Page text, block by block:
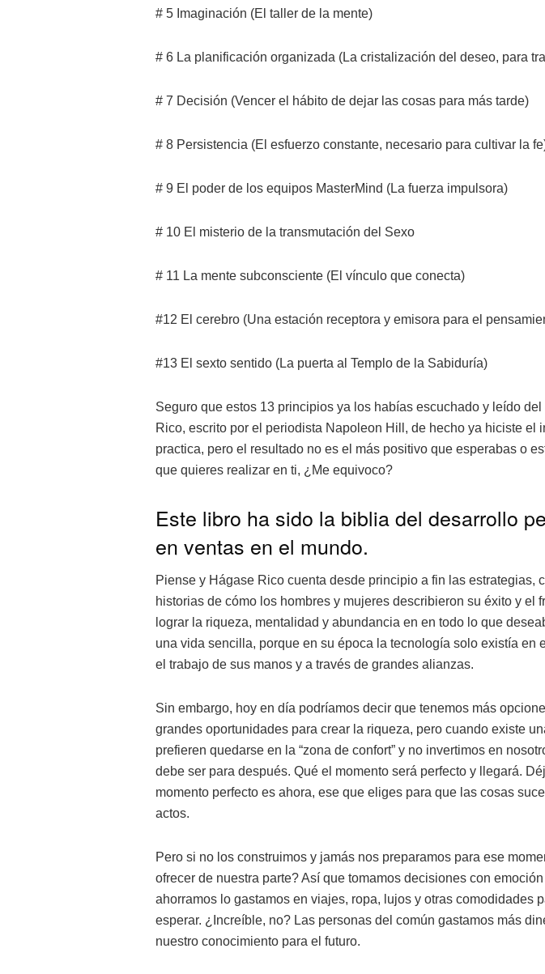
# 5 Imaginación (El taller de la mente)
# 6 La planificación organizada (La cristalización del deseo, para
# 7 Decisión (Vencer el hábito de dejar las cosas para más tarde)
# 8 Persistencia (El esfuerzo constante, necesario para cultivar la
# 9 El poder de los equipos MasterMind (La fuerza impulsora)
# 10 El misterio de la transmutación del Sexo
# 11 La mente subconsciente (El vínculo que conecta)
#12 El cerebro (Una estación receptora y emisora para el
#13 El sexto sentido (La puerta al Templo de la Sabiduría)
Seguro que estos 13 principios ya los habías escuchado y leído
Rico, escrito por el periodista Napoleon Hill, de hecho ya hiciste el
practica, pero el resultado no es el más positivo que esperabas o
que quieres realizar en ti, ¿Me equivoco?
Este libro ha sido la biblia del desarrollo
en ventas en el mundo.
Piense y Hágase Rico cuenta desde principio a fin las estrategias,
historias de cómo los hombres y mujeres describieron su éxito y el
lograr la riqueza, mentalidad y abundancia en en todo lo que
una vida sencilla, porque en su época la tecnología solo existía en
el trabajo de sus manos y a través de grandes alianzas.
Sin embargo, hoy en día podríamos decir que tenemos más
grandes oportunidades para crear la riqueza, pero cuando existe
prefieren quedarse en la “zona de confort” y no invertimos en
debe ser para después. Qué el momento será perfecto y llegará.
momento perfecto es ahora, ese que eliges para que las cosas
actos.
Pero si no los construimos y jamás nos preparamos para ese
ofrecer de nuestra parte? Así que tomamos decisiones con
ahorramos lo gastamos en viajes, ropa, lujos y otras comodidades
esperar. ¿Increíble, no? Las personas del común gastamos más
nuestro conocimiento para el futuro.